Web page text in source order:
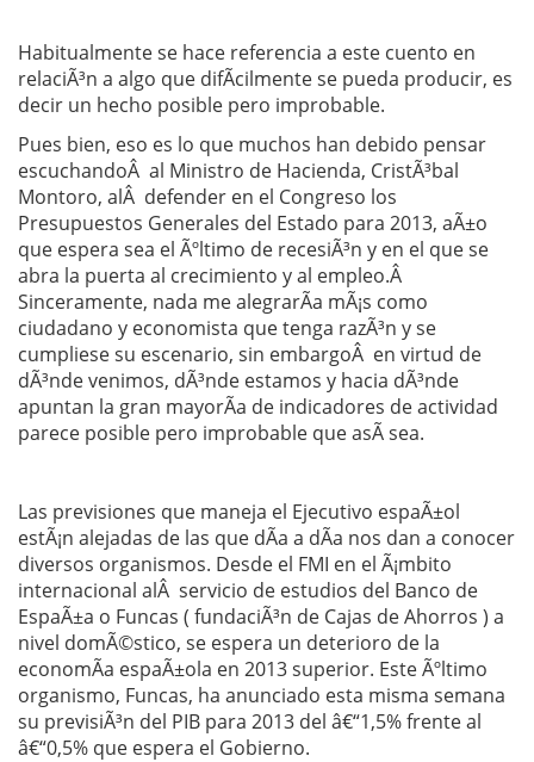
Habitualmente se hace referencia a este cuento en
relaciÃ³n a algo que difÃ­cilmente se pueda producir, es
decir un hecho posible pero improbable.
Pues bien, eso es lo que muchos han debido pensar
escuchandoÂ al Ministro de Hacienda, CristÃ³bal
Montoro, alÂ defender en el Congreso los
Presupuestos Generales del Estado para 2013, aÃ±o
que espera sea el Ãºltimo de recesiÃ³n y en el que se
abra la puerta al crecimiento y al empleo.Â
Sinceramente, nada me alegrarÃ­a mÃ¡s como
ciudadano y economista que tenga razÃ³n y se
cumpliese su escenario, sin embargoÂ en virtud de
dÃ³nde venimos, dÃ³nde estamos y hacia dÃ³nde
apuntan la gran mayorÃ­a de indicadores de actividad
parece posible pero improbable que asÃ­ sea.
Las previsiones que maneja el Ejecutivo espaÃ±ol
estÃ¡n alejadas de las que dÃ­a a dÃ­a nos dan a conocer
diversos organismos. Desde el FMI en el Ã¡mbito
internacional alÂ servicio de estudios del Banco de
EspaÃ±a o Funcas ( fundaciÃ³n de Cajas de Ahorros ) a
nivel domÃ©stico, se espera un deterioro de la
economÃ­a espaÃ±ola en 2013 superior. Este Ãºltimo
organismo, Funcas, ha anunciado esta misma semana
su previsiÃ³n del PIB para 2013 del â€“1,5% frente al
â€“0,5% que espera el Gobierno.